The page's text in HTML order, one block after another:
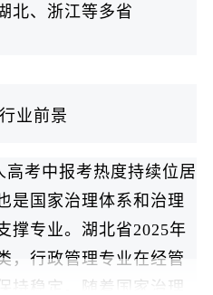
北、浙江等多省
业前景
考中报考热度持续位居
是国家治理体系和治理
撑专业。湖北省2025年
，行政管理专业在经管
持稳定。随着国家治理